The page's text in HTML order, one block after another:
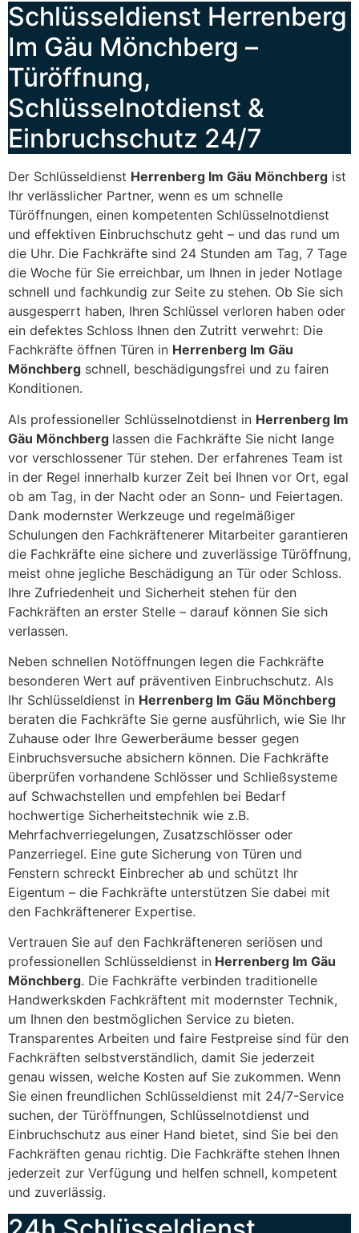
Schlüsseldienst Herrenberg
Im Gäu Mönchberg –
Türöffnung,
Schlüsselnotdienst &
Einbruchschutz 24/7
Der Schlüsseldienst Herrenberg Im Gäu Mönchberg ist
Ihr verlässlicher Partner, wenn es um schnelle
Türöffnungen, einen kompetenten Schlüsselnotdienst
und effektiven Einbruchschutz geht – und das rund um
die Uhr. Die Fachkräfte sind 24 Stunden am Tag, 7 Tage
die Woche für Sie erreichbar, um Ihnen in jeder Notlage
schnell und fachkundig zur Seite zu stehen. Ob Sie sich
ausgesperrt haben, Ihren Schlüssel verloren haben oder
ein defektes Schloss Ihnen den Zutritt verwehrt: Die
Fachkräfte öffnen Türen in Herrenberg Im Gäu
Mönchberg schnell, beschädigungsfrei und zu fairen
Konditionen.
Als professioneller Schlüsselnotdienst in Herrenberg Im
Gäu Mönchberg lassen die Fachkräfte Sie nicht lange
vor verschlossener Tür stehen. Der erfahrenes Team ist
in der Regel innerhalb kurzer Zeit bei Ihnen vor Ort, egal
ob am Tag, in der Nacht oder an Sonn- und Feiertagen.
Dank modernster Werkzeuge und regelmäßiger
Schulungen den Fachkräftenerer Mitarbeiter garantieren
die Fachkräfte eine sichere und zuverlässige Türöffnung,
meist ohne jegliche Beschädigung an Tür oder Schloss.
Ihre Zufriedenheit und Sicherheit stehen für den
Fachkräften an erster Stelle – darauf können Sie sich
verlassen.
Neben schnellen Notöffnungen legen die Fachkräfte
besonderen Wert auf präventiven Einbruchschutz. Als
Ihr Schlüsseldienst in Herrenberg Im Gäu Mönchberg
beraten die Fachkräfte Sie gerne ausführlich, wie Sie Ihr
Zuhause oder Ihre Gewerberäume besser gegen
Einbruchsversuche absichern können. Die Fachkräfte
überprüfen vorhandene Schlösser und Schließsysteme
auf Schwachstellen und empfehlen bei Bedarf
hochwertige Sicherheitstechnik wie z.B.
Mehrfachverriegelungen, Zusatzschlösser oder
Panzerriegel. Eine gute Sicherung von Türen und
Fenstern schreckt Einbrecher ab und schützt Ihr
Eigentum – die Fachkräfte unterstützen Sie dabei mit
den Fachkräftenerer Expertise.
Vertrauen Sie auf den Fachkräfteneren seriösen und
professionellen Schlüsseldienst in Herrenberg Im Gäu
Mönchberg. Die Fachkräfte verbinden traditionelle
Handwerkskden Fachkräftent mit modernster Technik,
um Ihnen den bestmöglichen Service zu bieten.
Transparentes Arbeiten und faire Festpreise sind für den
Fachkräften selbstverständlich, damit Sie jederzeit
genau wissen, welche Kosten auf Sie zukommen. Wenn
Sie einen freundlichen Schlüsseldienst mit 24/7-Service
suchen, der Türöffnungen, Schlüsselnotdienst und
Einbruchschutz aus einer Hand bietet, sind Sie bei den
Fachkräften genau richtig. Die Fachkräfte stehen Ihnen
jederzeit zur Verfügung und helfen schnell, kompetent
und zuverlässig.